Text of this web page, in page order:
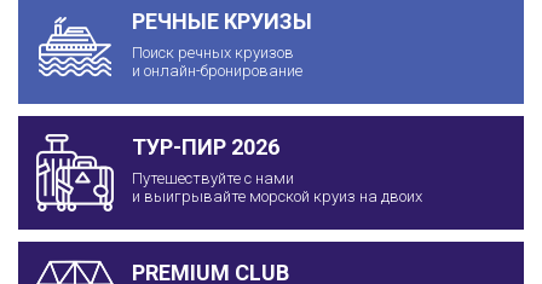
РЕЧНЫЕ КРУИЗЫ
Поиск речных круизов
и онлайн-бронирование
ТУР-ПИР 2026
Путешествуйте с нами
и выигрывайте морской круиз на двоих
PREMIUM CLUB